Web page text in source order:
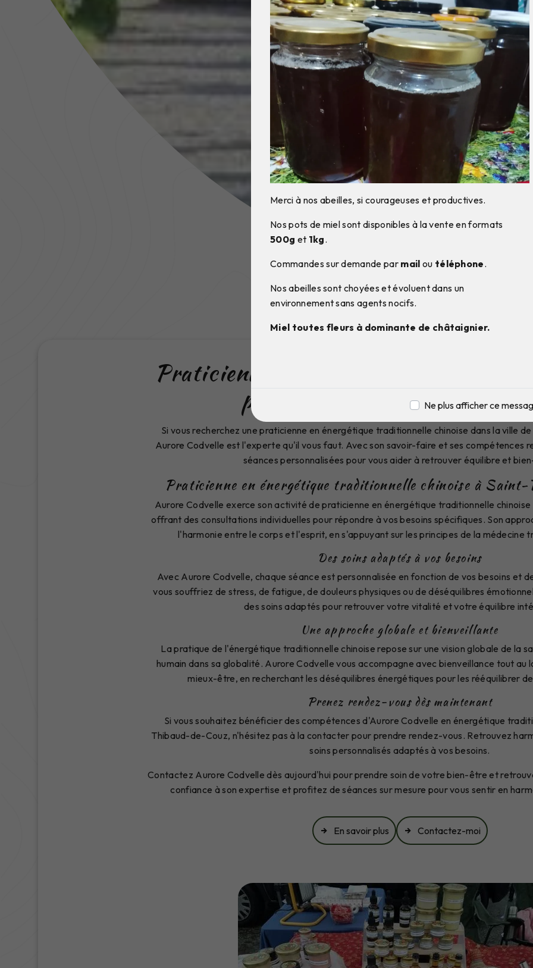
Merci à nos abeilles, si courageuses et productives.
Nos pots de miel sont disponibles à la vente en formats
500g et 1kg.
Commandes sur demande par mail ou téléphone.
Nos abeilles sont choyées et évoluent dans un
environnement sans agents nocifs.
Miel toutes fleurs à dominante de châtaignier.
Ne plus afficher ce
Praticienne en énergétique
près de Saint-Thibaud-de-
Si vous recherchez une praticienne en énergétique traditionnelle chinoise dans la ville
Aurore Codvelle est l'experte qu'il vous faut. Avec son savoir-faire et ses compétences
séances personnalisées pour vous aider à retrouver équilibre et
Praticienne en énergétique traditionnelle chinoise à Saint-
Aurore Codvelle exerce son activité de praticienne en énergétique traditionnelle
offrant des consultations individuelles pour répondre à vos besoins spécifiques. Son
l'harmonie entre le corps et l'esprit, en s'appuyant sur les principes de la médecine
Des soins adaptés à vos besoins
Avec Aurore Codvelle, chaque séance est personnalisée en fonction de vos besoins et
vous souffriez de stress, de fatigue, de douleurs physiques ou de déséquilibres
des soins adaptés pour retrouver votre vitalité et votre équilibre
Une approche globale et bienveillante
La pratique de l'énergétique traditionnelle chinoise repose sur une vision globale de la
humain dans sa globalité. Aurore Codvelle vous accompagne avec bienveillance tout au
mieux-être, en recherchant les déséquilibres énergétiques pour les rééquilibrer
Prenez rendez-vous dès maintenant
Si vous souhaitez bénéficier des compétences d'Aurore Codvelle en énergétique
Thibaud-de-Couz, n'hésitez pas à la contacter pour prendre rendez-vous. Retrouvez
soins personnalisés adaptés à vos besoins.
Contactez Aurore Codvelle dès aujourd'hui pour prendre soin de votre bien-être et
confiance à son expertise et profitez de séances sur mesure pour vous sentir en
En savoir plus Contactez-moi